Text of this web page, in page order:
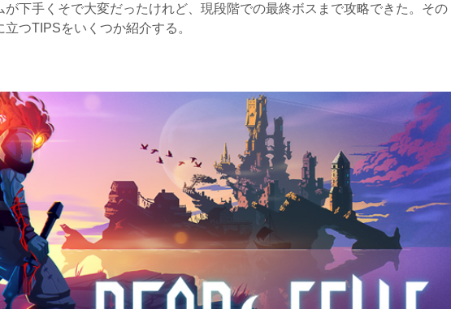
が下手くそで大変だったけれど、現段階での最終ボスまで攻略できた。その
つTIPSをいくつか紹介する。